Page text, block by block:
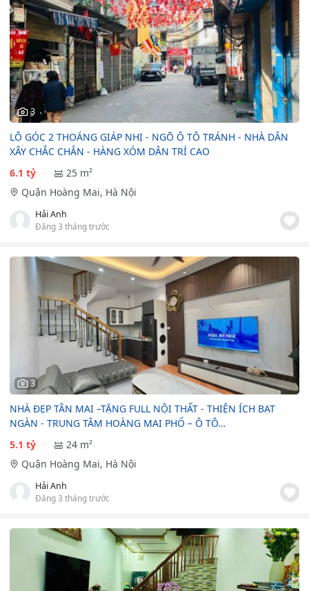
3
LÔ GÓC 2 THOÁNG GIÁP NHỊ - NGÕ Ô TÔ TRÁNH - NHÀ DÂN
XÂY CHẮC CHẮN - HÀNG XÓM DÂN TRÍ CAO
6.1 tỷ
25 m²
Quận Hoàng Mai, Hà Nội
Hải Anh
Đăng 3 tháng trước
3
NHÀ ĐẸP TÂN MAI –TẶNG FULL NỘI THẤT - THIỆN ÍCH BẠT
NGÀN - TRUNG TÂM HOÀNG MAI PHỐ – Ô TÔ…
5.1 tỷ
24 m²
Quận Hoàng Mai, Hà Nội
Hải Anh
Đăng 3 tháng trước